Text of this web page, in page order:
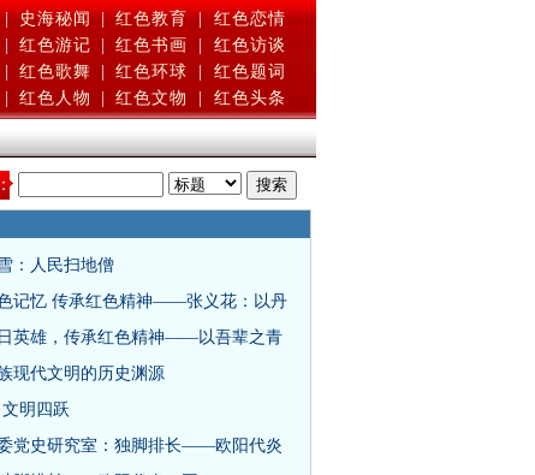
| 史海秘闻 | 红色教育 |
红色恋情
红色游记 红色书画
红色访谈
红色歌舞 红色环球
红色题词
红色人物 红色文物 红色头条
：人民扫地僧
记忆 传承红色精神——张义花：以丹
英雄，传承红色精神——以吾辈之青
现代文明的历史渊源
文明四跃
党史研究室：独脚排长——欧阳代炎